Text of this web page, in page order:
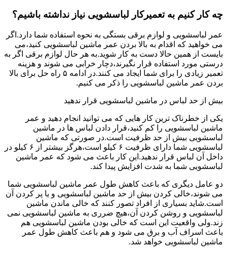
چه کار کنیم به تعمیرکار لباسشویی نیاز نداشته باشیم؟
عمر لباسشویی و لوازم برقی بستگی به نحوه استفاده شما دارد.اگر
می خواهید که اقدام به بالا بردن عمر ماشین لباسشویی کنید،می
بایست از همین حالا دست به کار شوید.به هر حال لوازم برقی اگر به
درستی مورد استفاده قرار نگیرند،دچار خرابی می شوند و هزینه
تعمیر زیادی را برای شما ایجاد می کنند.در ادامه ۵ راه حل برای بالا
بردن عمر ماشین لباسشویی را ذکر می کنیم.
بیش از حد لباس در ماشین لباسشویی قرار ندهید
یکی از خطرناک ترین کار هایی که می توانید انجام دهید و عمر
ماشین لباسشویی را کم کنید،قرار دادن لباس ها در ماشین
لباسشویی بیش از حد ظرفیت است.در صورتی که ماشین
لباسشویی شما دارای ظرفیت ۶ کیلو است،هرگز بیشتر از ۶ کیلو در
داخل آن لباس قرار ندهید.این کار باعث می شود که عمر ماشین
لباسشویی شما به شدت افزایش پیدا کند.
دو عامل دیگری که باعث کاهش طول عمر ماشین لباسشویی شما
می شوند،خالی کردن بیش از حد ماشین لباسشویی و یا پر کردن آن
است.شاید بسیاری از افراد تصور کنند که خالی ماندن ماشین
لباسشویی و روشن کردن آن،هیچ ضرری به ماشین لباسشویی نمی
زند.ولی واقعیت این است که خالی بودن ماشین لباسشویی هم
باعث اسراف آب و برق می شود و هم باعث کاهش طول عمر
ماشین لباسشویی خواهد شد.